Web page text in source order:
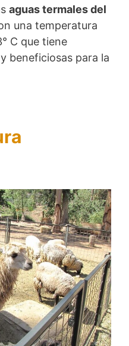
aguas termales del
una temperatura
C que tiene
beneficiosas para la